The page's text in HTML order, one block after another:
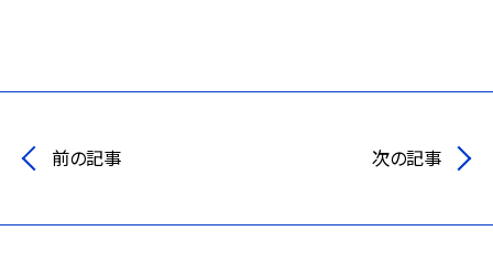
前の記事 次の記事